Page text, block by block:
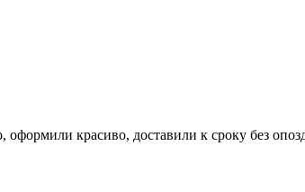
красиво, доставили к сроку без